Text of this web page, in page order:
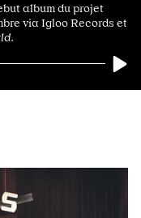
album du projet
via Igloo Records et
.